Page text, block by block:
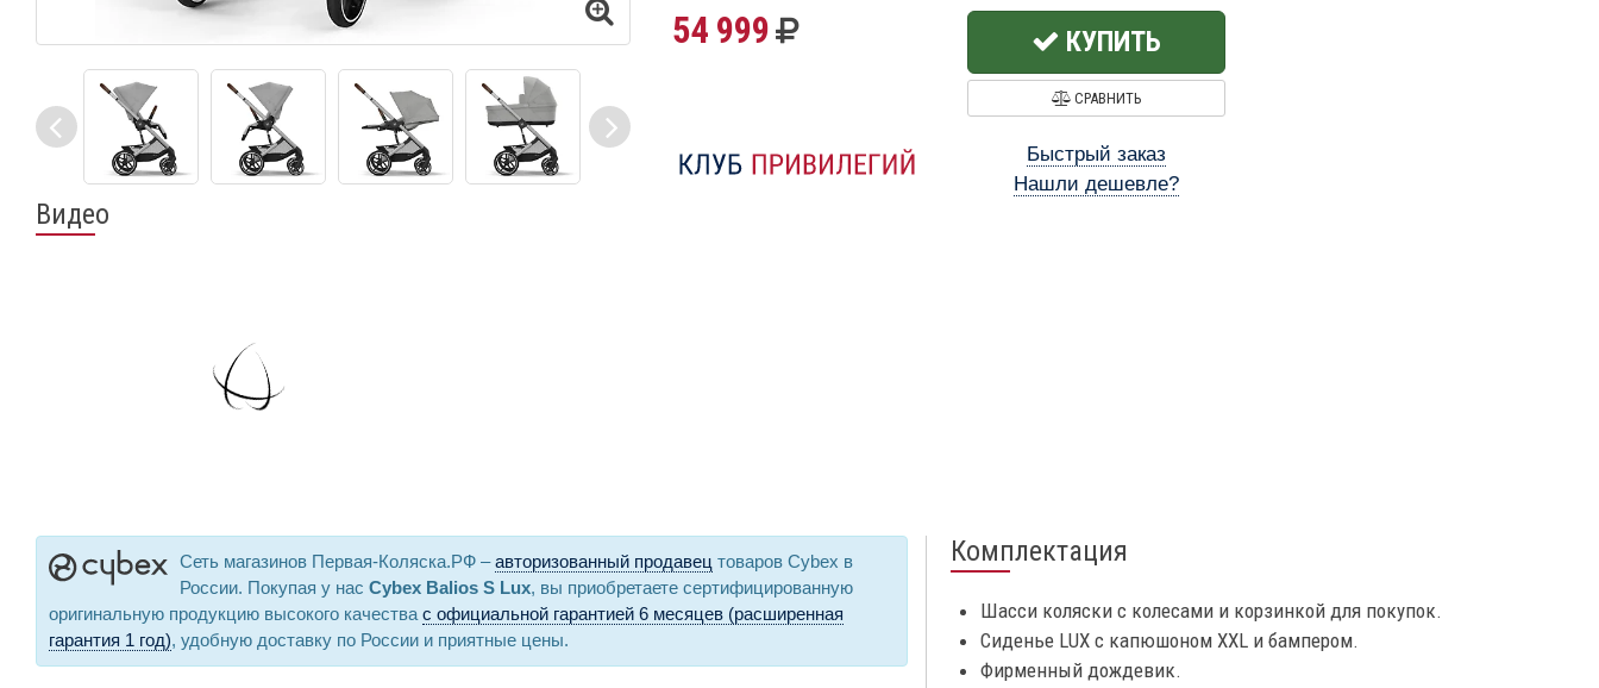
54 999 КУПИТЬ
СРАВНИТЬ
Быстрый заказ
Нашли дешевле?
Видео
Сеть магазинов Первая-Коляска.РФ –авторизованный продавец товаров Cybex в
России. Покупая у нас Cybex Balios S Lux, вы приобретаете сертифицированную
оригинальную продукцию высокого качества с официальной гарантией 6 месяцев (расширенная
гарантия 1 год), удобную доставку по России и приятные цены.
Комплектация
Шасси коляски с колесами и корзинкой для покупок.
Сиденье LUX с капюшоном XXL и бампером.
Фирменный дождевик.